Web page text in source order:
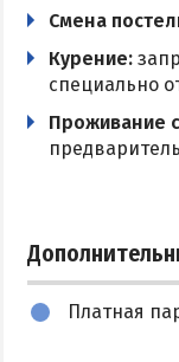
Смена
Курение:
специально
Проживание
Платная